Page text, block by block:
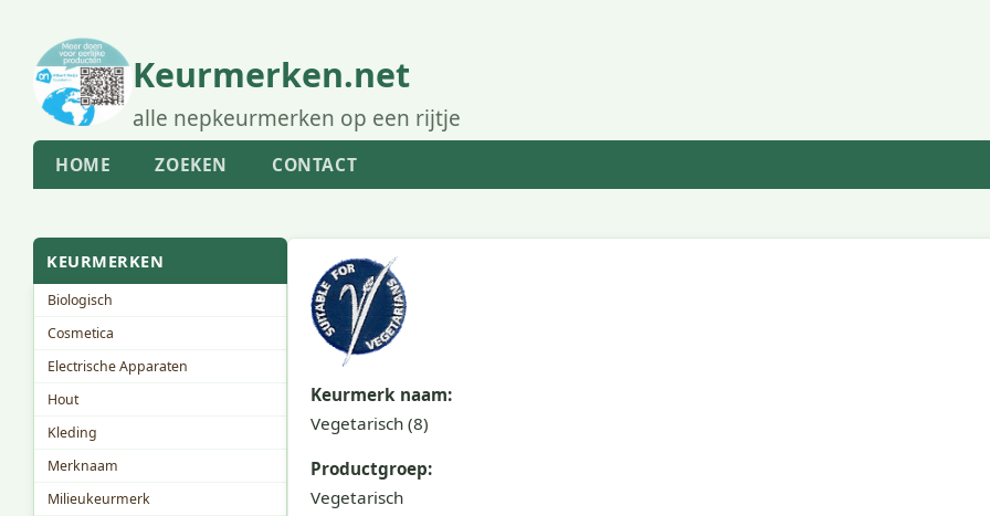
Keurmerken.net
alle nepkeurmerken op een rijtje
HOME ZOEKEN CONTACT
KEURMERKEN
Biologisch
Cosmetica
Electrische Apparaten
Hout
Kleding
Merknaam
Milieukeurmerk
Keurmerk naam:
Vegetarisch (8)
Productgroep:
Vegetarisch